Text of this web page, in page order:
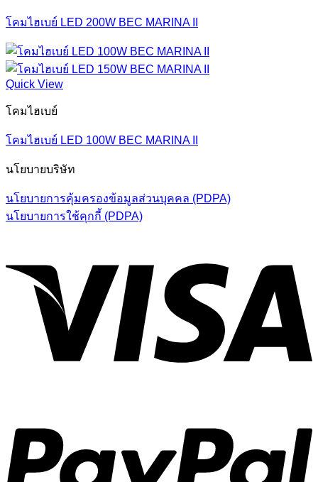
โคมไฮเบย์ LED 200W BEC MARINA II
Quick View
โคมไฮเบย์
โคมไฮเบย์ LED 100W BEC MARINA II
นโยบายบริษัท
นโยบายการคุ้มครองข้อมูลส่วนบุคคล (PDPA)
นโยบายการใช้คุกกี้ (PDPA)